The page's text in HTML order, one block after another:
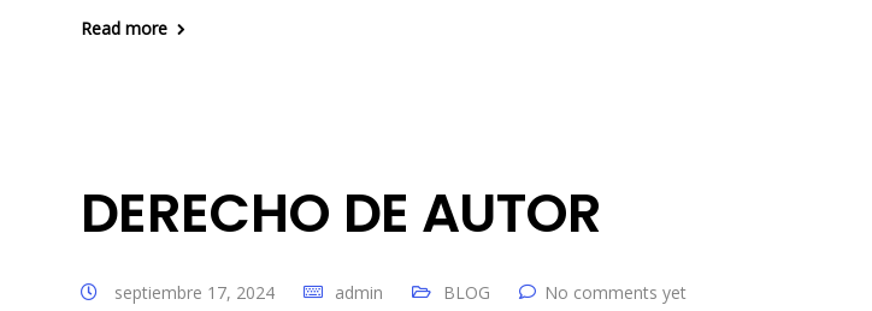
Read more
DERECHO DE AUTOR
septiembre 17, 2024 admin BLOG No comments yet